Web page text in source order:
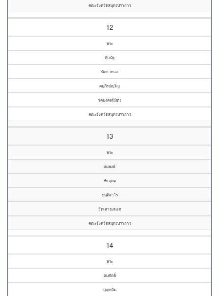
คณะจังหวัดสมุทรปราการ
12
พระ
ศิวนัฐ
ทัดกาหลง
คมฺภีรปญฺโญ
วัดมงคลนิมิตร
คณะจังหวัดสมุทรปราการ
13
พระ
สมพงษ์
ชัยอุดม
ขนฺติสาโร
วัดเสาธงนอก
คณะจังหวัดสมุทรปราการ
14
พระ
สมศักดิ์
บุญหลิม